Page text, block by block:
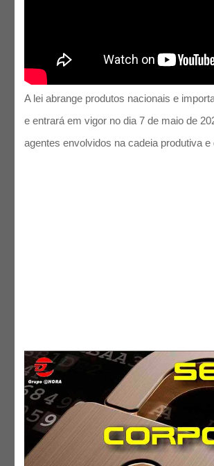
A lei abrange produtos nacionais e
e entrará em vigor no dia 7 de maio de
agentes envolvidos na cadeia produtiva